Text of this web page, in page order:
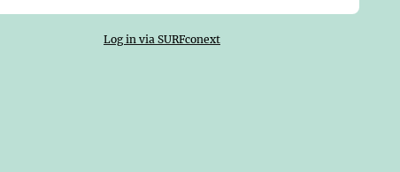
Log in via SURFconext